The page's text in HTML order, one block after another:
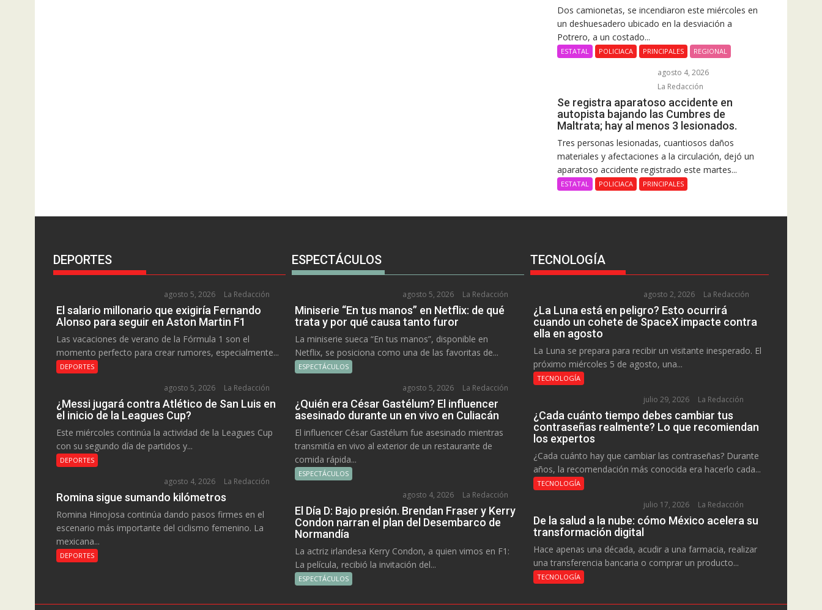
Dos camionetas, se incendiaron este miércoles en
un deshuesadero ubicado en la desviación a
Potrero, a un costado...
ESTATAL POLICIACA PRINCIPALES REGIONAL
agosto 4, 2026
La Redacción
Se registra aparatoso accidente en
autopista bajando las Cumbres de
Maltrata; hay al menos 3 lesionados.
Tres personas lesionadas, cuantiosos daños
materiales y afectaciones a la circulación, dejó un
aparatoso accidente registrado este martes...
ESTATAL POLICIACA PRINCIPALES
DEPORTES
agosto 5, 2026 La Redacción
El salario millonario que exigiría Fernando
Alonso para seguir en Aston Martin F1
Las vacaciones de verano de la Fórmula 1 son el
momento perfecto para crear rumores, especialmente...
DEPORTES
agosto 5, 2026 La Redacción
¿Messi jugará contra Atlético de San Luis en
el inicio de la Leagues Cup?
Este miércoles continúa la actividad de la Leagues Cup
con su segundo día de partidos y...
DEPORTES
agosto 4, 2026 La Redacción
Romina sigue sumando kilómetros
Romina Hinojosa continúa dando pasos firmes en el
escenario más importante del ciclismo femenino. La
mexicana...
DEPORTES
ESPECTÁCULOS
agosto 5, 2026 La Redacción
Miniserie “En tus manos” en Netflix: de qué
trata y por qué causa tanto furor
La miniserie sueca “En tus manos”, disponible en
Netflix, se posiciona como una de las favoritas de...
ESPECTÁCULOS
agosto 5, 2026 La Redacción
¿Quién era César Gastélum? El influencer
asesinado durante un en vivo en Culiacán
El influencer César Gastélum fue asesinado mientras
transmitía en vivo al exterior de un restaurante de
comida rápida...
ESPECTÁCULOS
agosto 4, 2026 La Redacción
El Día D: Bajo presión. Brendan Fraser y Kerry
Condon narran el plan del Desembarco de
Normandía
La actriz irlandesa Kerry Condon, a quien vimos en F1:
La película, recibió la invitación del...
ESPECTÁCULOS
TECNOLOGÍA
agosto 2, 2026 La Redacción
¿La Luna está en peligro? Esto ocurrirá
cuando un cohete de SpaceX impacte contra
ella en agosto
La Luna se prepara para recibir un visitante inesperado. El
próximo miércoles 5 de agosto, una...
TECNOLOGÍA
julio 29, 2026 La Redacción
¿Cada cuánto tiempo debes cambiar tus
contraseñas realmente? Lo que recomiendan
los expertos
¿Cada cuánto hay que cambiar las contraseñas? Durante
años, la recomendación más conocida era hacerlo cada...
TECNOLOGÍA
julio 17, 2026 La Redacción
De la salud a la nube: cómo México acelera su
transformación digital
Hace apenas una década, acudir a una farmacia, realizar
una transferencia bancaria o comprar un producto...
TECNOLOGÍA